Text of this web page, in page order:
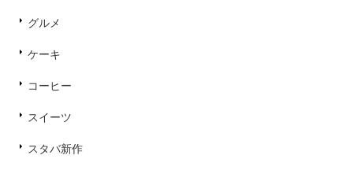
グルメ
ケーキ
コーヒー
スイーツ
スタバ新作